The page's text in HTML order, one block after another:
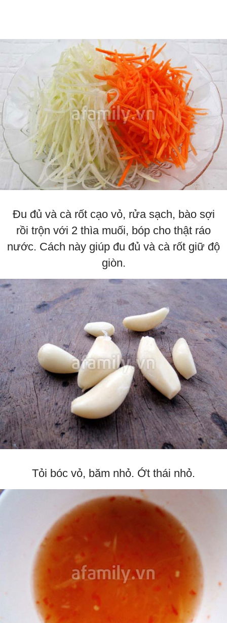
Đu đủ và cà rốt cạo vỏ, rửa sạch, bào sợi
rồi trộn với 2 thìa muối, bóp cho thật ráo
nước. Cách này giúp đu đủ và cà rốt giữ độ
giòn.
Tỏi bóc vỏ, băm nhỏ. Ớt thái nhỏ.